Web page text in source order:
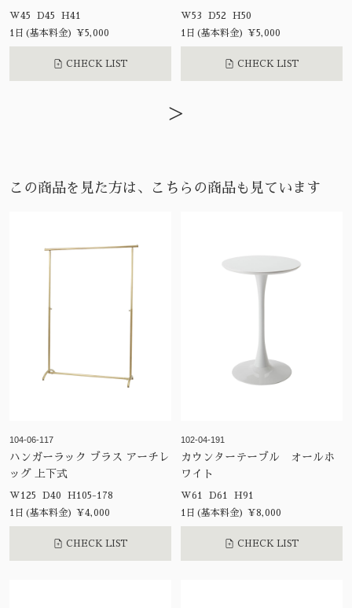
W45 D45 H41
1日(基本料金) ¥5,000
CHECK LIST
W53 D52 H50
1日(基本料金) ¥5,000
CHECK LIST
>
この商品を見た方は、こちらの商品も見ています
104-06-117
ハンガーラック ブラス アーチレ
ッグ 上下式
W125 D40 H105-178
1日(基本料金) ¥4,000
CHECK LIST
102-04-191
カウンターテーブル オールホ
ワイト
W61 D61 H91
1日(基本料金) ¥8,000
CHECK LIST